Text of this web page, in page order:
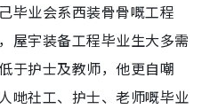
毕业会系西装骨骨嘅工程
屋宇装备工程毕业生大多需
于护士及教师，他更自嘲
哋社工、护士、老师嘅毕业